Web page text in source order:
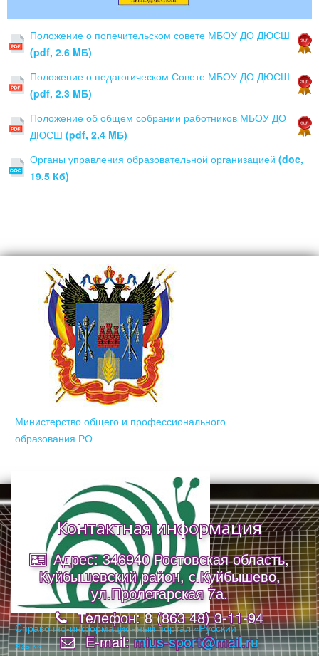
Положение о попечительском совете МБОУ ДО ДЮСШ
(pdf, 2.6 MБ)
Положение о педагогическом Совете МБОУ ДО ДЮСШ
(pdf, 2.3 MБ)
Положение об общем собрании работников МБОУ ДО
ДЮСШ (pdf, 2.4 MБ)
Органы управления образовательной организацией (doc,
19.5 Кб)
Министерство общего и профессионального
образования РО
Cправочно-информационный портал «Русский
язык»
Контактная информация
Адрес: 346940 Ростовская область,
Куйбышевский район, с.Куйбышево,
ул.Пролетарская 7а.
Телефон: 8 (863 48) 3-11-94
E-mail:mius-sport@mail.ru